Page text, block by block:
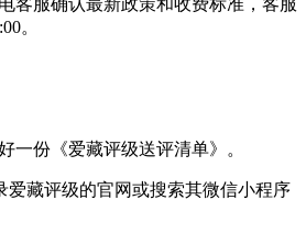
。
一份《爱藏评级送评清单》。
爱藏评级的官网或搜索其微信小程序